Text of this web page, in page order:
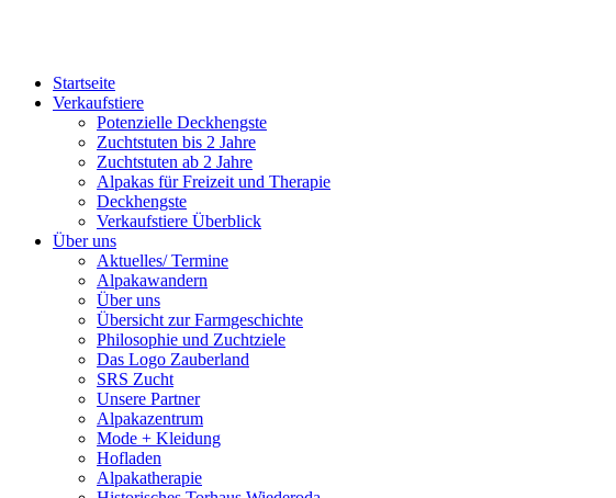
Startseite
Verkaufstiere
Po­ten­zi­elle Deckhengste
Zuchtstuten bis 2 Jahre
Zuchtstuten ab 2 Jahre
Alpakas für Freizeit und Therapie
Deckhengste
Verkaufstiere Überblick
Über uns
Aktuelles/ Termine
Alpakawandern
Über uns
Übersicht zur Farmgeschichte
Philosophie und Zuchtziele
Das Logo Zauberland
SRS Zucht
Unsere Partner
Alpakazentrum
Mode + Kleidung
Hofladen
Alpakatherapie